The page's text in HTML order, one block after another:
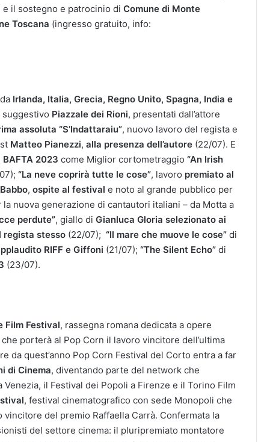
e il sostegno e patrocinio di Comune di Monte
Toscana (ingresso gratuito, info:
Irlanda, Italia, Grecia, Regno Unito, Spagna, India e
Piazzale dei Rioni, presentati dall’attore
assoluta “S’Indattaraiu”, nuovo lavoro del regista e
Matteo Pianezzi, alla presenza dell’autore (22/07). E
2023 come Miglior cortometraggio “An Irish
“La neve coprirà tutte le cose”, lavoro premiato al
, ospite al festival e noto al grande pubblico per
nuova generazione di cantautori italiani – da Motta a
perdute”, giallo di Gianluca Gloria selezionato ai
regista stesso (22/07); “Il mare che muove le cose” di
RIFF e Giffoni (21/07); “The Silent Echo” di
(23/07).
Film Festival, rassegna romana dedicata a opere
porterà al Pop Corn il lavoro vincitore dell’ultima
da quest’anno Pop Corn Festival del Corto entra a far
di Cinema, diventando parte del network che
il Festival dei Popoli a Firenze e il Torino Film
, festival cinematografico con sede Monopoli che
del premio Raffaella Carrà. Confermata la
del settore cinema: il pluripremiato montatore